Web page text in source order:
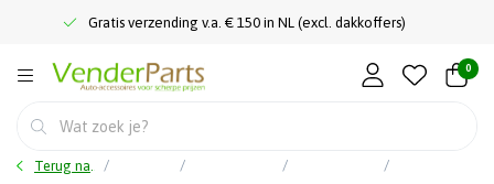
Gratis verzending v.a. € 150 in NL (excl. dakkoffers)
0
Terug naar home